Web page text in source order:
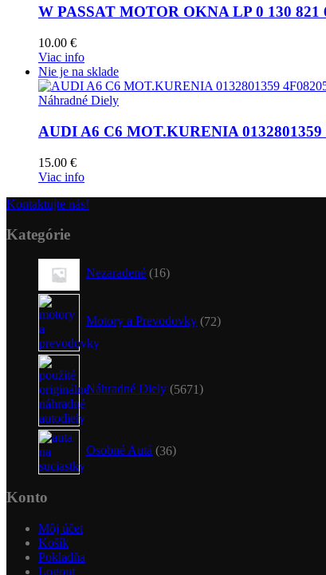
W PASSAT MOTOR OKNA LP 0 130 821
10.00 €
Viac info
Nie je na sklade
Náhradné Diely
AUDI A6 C6 MOT.KURENIA 0132801359
15.00 €
Viac info
Kontaktujte nás!
Kategórie
Nezaradené 16produktov
Motory a Prevodovky 72
produktov
Náhradné Diely 5671
Osobné Autá 36produktov
Konto
Môj účet
Košík
Pokladňa
Logout